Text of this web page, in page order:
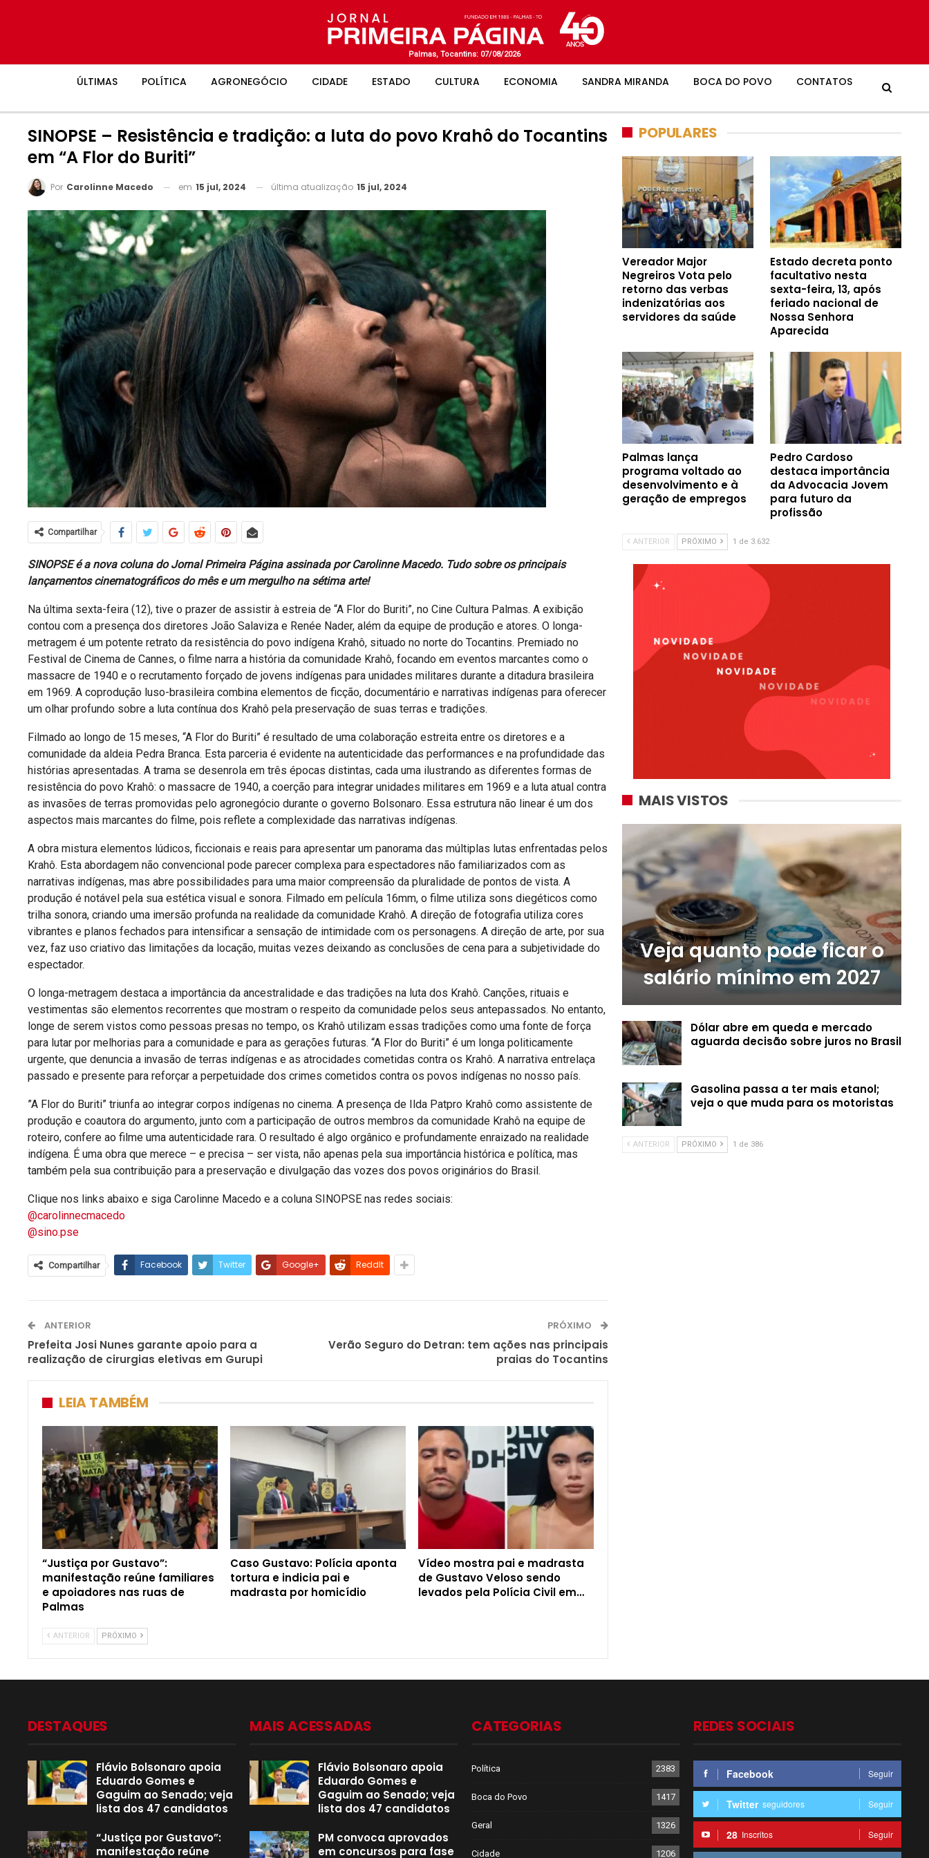
Palmas, Tocantins: 07/08/2026
ÚLTIMAS POLÍTICA AGRONEGÓCIO CIDADE ESTADO CULTURA ECONOMIA SANDRA MIRANDA BOCA DO POVO CONTATOS
SINOPSE – Resistência e tradição: a luta do povo Krahô do Tocantins
em “A Flor do Buriti”
Por Carolinne Macedo em 15 jul, 2024 última atualização 15 jul, 2024
Compartilhar
SINOPSE é a nova coluna do Jornal Primeira Página assinada por Carolinne Macedo. Tudo sobre os principais
lançamentos cinematográficos do mês e um mergulho na sétima arte!
​Na última sexta-feira (12), tive o prazer de assistir à estreia de “A Flor do Buriti”, no Cine Cultura Palmas. A exibição
contou com a presença dos diretores João Salaviza e Renée Nader, além da equipe de produção e atores. O longa-
metragem é um potente retrato da resistência do povo indígena Krahô, situado no norte do Tocantins. Premiado no
Festival de Cinema de Cannes, o filme narra a história da comunidade Krahô, focando em eventos marcantes como o
massacre de 1940 e o recrutamento forçado de jovens indígenas para unidades militares durante a ditadura brasileira
em 1969. A coprodução luso-brasileira combina elementos de ficção, documentário e narrativas indígenas para oferecer
um olhar profundo sobre a luta contínua dos Krahô pela preservação de suas terras e tradições.
​Filmado ao longo de 15 meses, “A Flor do Buriti” é resultado de uma colaboração estreita entre os diretores e a
comunidade da aldeia Pedra Branca. Esta parceria é evidente na autenticidade das performances e na profundidade das
histórias apresentadas. A trama se desenrola em três épocas distintas, cada uma ilustrando as diferentes formas de
resistência do povo Krahô: o massacre de 1940, a coerção para integrar unidades militares em 1969 e a luta atual contra
as invasões de terras promovidas pelo agronegócio durante o governo Bolsonaro. Essa estrutura não linear é um dos
aspectos mais marcantes do filme, pois reflete a complexidade das narrativas indígenas.
​A obra mistura elementos lúdicos, ficcionais e reais para apresentar um panorama das múltiplas lutas enfrentadas pelos
Krahô. Esta abordagem não convencional pode parecer complexa para espectadores não familiarizados com as
narrativas indígenas, mas abre possibilidades para uma maior compreensão da pluralidade de pontos de vista. A
produção é notável pela sua estética visual e sonora. Filmado em película 16mm, o filme utiliza sons diegéticos como
trilha sonora, criando uma imersão profunda na realidade da comunidade Krahô. A direção de fotografia utiliza cores
vibrantes e planos fechados para intensificar a sensação de intimidade com os personagens. A direção de arte, por sua
vez, faz uso criativo das limitações da locação, muitas vezes deixando as conclusões de cena para a subjetividade do
espectador.
​O longa-metragem destaca a importância da ancestralidade e das tradições na luta dos Krahô. Canções, rituais e
vestimentas são elementos recorrentes que mostram o respeito da comunidade pelos seus antepassados. No entanto,
longe de serem vistos como pessoas presas no tempo, os Krahô utilizam essas tradições como uma fonte de força
para lutar por melhorias para a comunidade e para as gerações futuras. “A Flor do Buriti” é um longa politicamente
urgente, que denuncia a invasão de terras indígenas e as atrocidades cometidas contra os Krahô. A narrativa entrelaça
passado e presente para reforçar a perpetuidade dos crimes cometidos contra os povos indígenas no nosso país.
​”A Flor do Buriti” triunfa ao integrar corpos indígenas no cinema. A presença de Ilda Patpro Krahô como assistente de
produção e coautora do argumento, junto com a participação de outros membros da comunidade Krahô na equipe de
roteiro, confere ao filme uma autenticidade rara. O resultado é algo orgânico e profundamente enraizado na realidade
indígena. É uma obra que merece – e precisa – ser vista, não apenas pela sua importância histórica e política, mas
também pela sua contribuição para a preservação e divulgação das vozes dos povos originários do Brasil.
Clique nos links abaixo e siga Carolinne Macedo e a coluna SINOPSE nas redes sociais:
@carolinnecmacedo
@sino.pse
Compartilhar Facebook Twitter Google+ ReddIt
ANTERIOR
Prefeita Josi Nunes garante apoio para a
realização de cirurgias eletivas em Gurupi
PRÓXIMO
Verão Seguro do Detran: tem ações nas principais
praias do Tocantins
LEIA TAMBÉM
“Justiça por Gustavo”:
manifestação reúne familiares
e apoiadores nas ruas de
Palmas
Caso Gustavo: Polícia aponta
tortura e indicia pai e
madrasta por homicídio
Vídeo mostra pai e madrasta
de Gustavo Veloso sendo
levados pela Polícia Civil em…
ANTERIOR PRÓXIMO
POPULARES
Vereador Major
Negreiros Vota pelo
retorno das verbas
indenizatórias aos
servidores da saúde
Estado decreta ponto
facultativo nesta
sexta-feira, 13, após
feriado nacional de
Nossa Senhora
Aparecida
Palmas lança
programa voltado ao
desenvolvimento e à
geração de empregos
Pedro Cardoso
destaca importância
da Advocacia Jovem
para futuro da
profissão
ANTERIOR PRÓXIMO 1 de 3.632
MAIS VISTOS
Veja quanto pode ficar o
salário mínimo em 2027
Dólar abre em queda e mercado
aguarda decisão sobre juros no Brasil
Gasolina passa a ter mais etanol;
veja o que muda para os motoristas
ANTERIOR PRÓXIMO 1 de 386
DESTAQUES
Flávio Bolsonaro apoia
Eduardo Gomes e
Gaguim ao Senado; veja
lista dos 47 candidatos
“Justiça por Gustavo”:
manifestação reúne
MAIS ACESSADAS
Flávio Bolsonaro apoia
Eduardo Gomes e
Gaguim ao Senado; veja
lista dos 47 candidatos
PM convoca aprovados
em concursos para fase
CATEGORIAS
Política 2383
Boca do Povo 1417
Geral 1326
Cidade 1206
REDES SOCIAIS
Facebook Seguir
Twitter seguidores Seguir
28 Inscritos Seguir